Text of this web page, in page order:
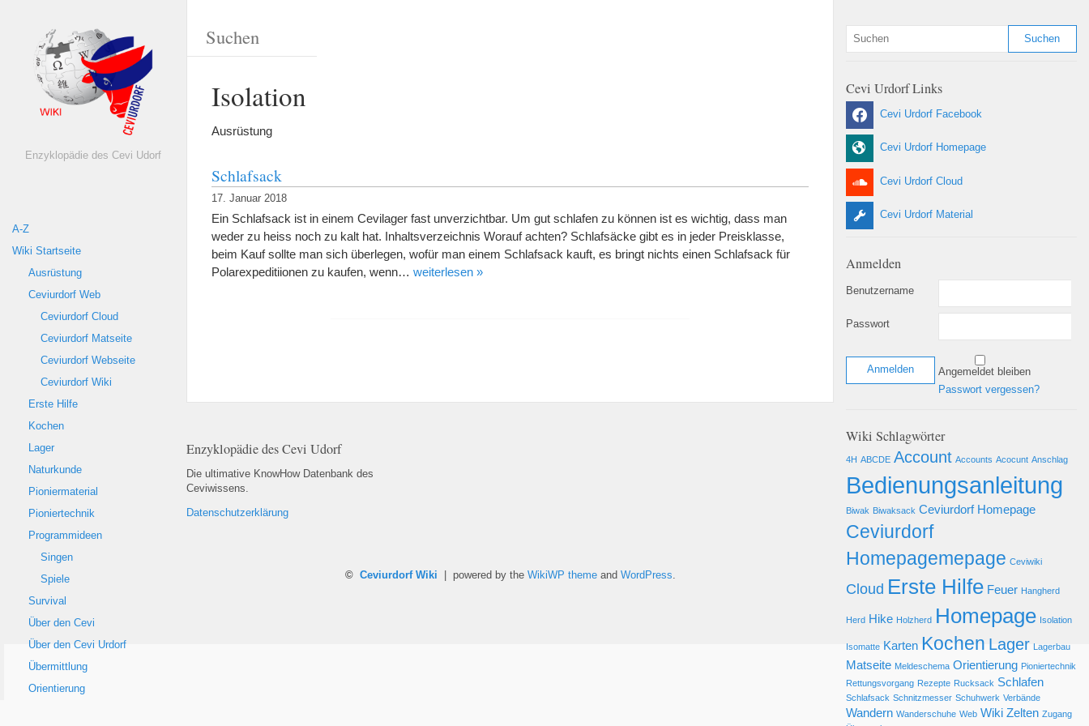
Enzyklopädie des Cevi Udorf
A-Z
Wiki Startseite
Ausrüstung
Ceviurdorf Web
Ceviurdorf Cloud
Ceviurdorf Matseite
Ceviurdorf Webseite
Ceviurdorf Wiki
Erste Hilfe
Kochen
Lager
Naturkunde
Pioniermaterial
Pioniertechnik
Programmideen
Singen
Spiele
Survival
Über den Cevi
Über den Cevi Urdorf
Übermittlung
Orientierung
Isolation
Ausrüstung
Schlafsack
17. Januar 2018
Ein Schlafsack ist in einem Cevilager fast unverzichtbar. Um gut schlafen zu können ist es wichtig, dass man
weder zu heiss noch zu kalt hat. Inhaltsverzeichnis Worauf achten? Schlafsäcke gibt es in jeder Preisklasse,
beim Kauf sollte man sich überlegen, wofür man einem Schlafsack kauft, es bringt nichts einen Schlafsack für
Polarexpeditiionen zu kaufen, wenn… weiterlesen »
Cevi Urdorf Links
Cevi Urdorf Facebook
Cevi Urdorf Homepage
Cevi Urdorf Cloud
Cevi Urdorf Material
Anmelden
Benutzername
Passwort
Angemeldet bleiben
Passwort vergessen?
Wiki Schlagwörter
4H ABCDE Account Accounts Acocunt Anschlag
Bedienungsanleitung
Biwak Biwaksack Ceviurdorf Homepage
Ceviurdorf
Homepagemepage Ceviwiki
Cloud Erste Hilfe Feuer Hangherd
Herd Hike Holzherd Homepage Isolation
Isomatte Karten Kochen Lager Lagerbau
Matseite Meldeschema Orientierung Pioniertechnik
Rettungsvorgang Rezepte Rucksack Schlafen
Schlafsack Schnitzmesser Schuhwerk Verbände
Wandern Wanderschuhe Web Wiki Zelten Zugang
Enzyklopädie des Cevi Udorf
Die ultimative KnowHow Datenbank des
Ceviwissens.
Datenschutzerklärung
© Ceviurdorf Wiki | powered by the WikiWP themeand WordPress